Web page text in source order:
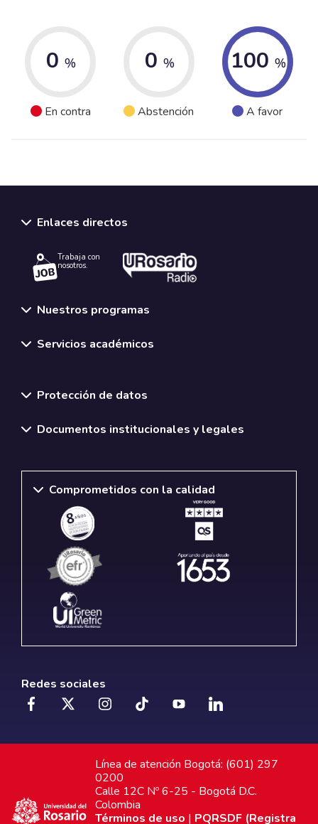
0 %
En contra
0 %
Abstención
100 %
A favor
Enlaces directos
Trabaja con
nosotros.
Nuestros programas
Servicios académicos
Protección de datos
Documentos institucionales y legales
Comprometidos con la calidad
Redes sociales
Línea de atención Bogotá: (601) 297
0200
Calle 12C Nº 6-25 - Bogotá D.C.
Colombia
Términos de uso | PQRSDF (Registra